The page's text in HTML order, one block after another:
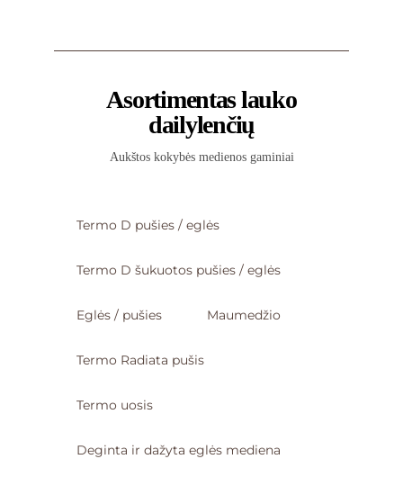
Asortimentas lauko
dailylenčių
Aukštos kokybės medienos gaminiai
Termo D pušies / eglės
Termo D šukuotos pušies / eglės
Eglės / pušies Maumedžio
Termo Radiata pušis
Termo uosis
Deginta ir dažyta eglės mediena